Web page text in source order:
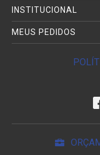
INSTITUCIONAL
MEUS PEDIDOS